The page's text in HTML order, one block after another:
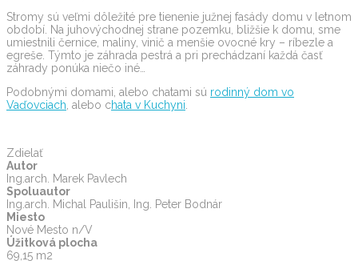
Stromy sú veľmi dôležité pre tienenie južnej fasády domu v letnom
období. Na juhovýchodnej strane pozemku, bližšie k domu, sme
umiestnili černice, maliny, vinič a menšie ovocné kry – ríbezle a
egreše. Týmto je záhrada pestrá a pri prechádzaní každá časť
záhrady ponúka niečo iné…
Podobnými domami, alebo chatami sú rodinný dom vo
Vaďovciach , alebo chata v Kuchyni
Zdielať
Autor
Ing.arch. Marek Pavlech
Spoluautor
Ing.arch. Michal Paulišin, Ing. Peter Bodnár
Miesto
Nové Mesto n/V
Úžitková plocha
69,15 m2